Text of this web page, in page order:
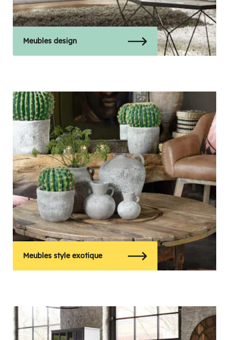
Meubles design
Meubles style exotique